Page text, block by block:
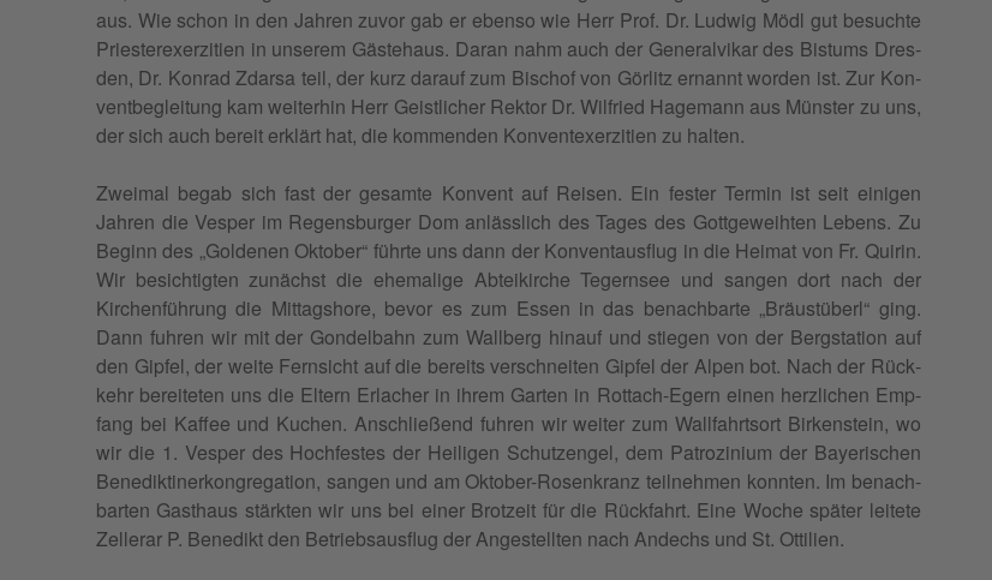
aus. Wie schon in den Jahren zuvor gab er eben­so wie Herr Prof. Dr. Lud­wig Mödl gut besuchte
Priesterex­erz­i­tien in unserem Gäste­haus. Daran nahm auch der Gen­er­alvikar des Bis­tums Dres­
den, Dr. Kon­rad Zdarsa teil, der kurz darauf zum Bischof von Gör­litz ernan­nt wor­den ist. Zur Kon­
vent­be­gleitung kam weit­er­hin Herr Geistlich­er Rek­tor Dr. Wil­fried Hage­mann aus Mün­ster zu uns,
der sich auch bere­it erk­lärt hat, die kom­menden Kon­ven­tex­erz­i­tien zu halten.
Zweimal begab sich fast der gesamte Kon­vent auf Reisen. Ein fes­ter Ter­min ist seit eini­gen
Jahren die Ves­per im Regens­burg­er Dom anlässlich des Tages des Gottgewei­ht­en Lebens. Zu
Beginn des „Gold­e­nen Okto­ber“ führte uns dann der Kon­ven­taus­flug in die Heimat von Fr. Quirin.
Wir besichtigten zunächst die ehe­ma­lige Abteikirche Tegernsee und san­gen dort nach der
Kirchen­führung die Mit­tagshore, bevor es zum Essen in das benach­barte „Bräustüberl“ ging.
Dann fuhren wir mit der Gondel­bahn zum Wall­berg hin­auf und stiegen von der Bergsta­tion auf
den Gipfel, der weite Fern­sicht auf die bere­its ver­schneit­en Gipfel der Alpen bot. Nach der Rück­
kehr bere­it­eten uns die Eltern Erlach­er in ihrem Garten in Rot­tach-Egern einen her­zlichen Emp­
fang bei Kaf­fee und Kuchen. Anschließend fuhren wir weit­er zum Wall­fahrt­sort Birken­stein, wo
wir die 1. Ves­per des Hochfestes der Heili­gen Schutzen­gel, dem Patrozini­um der Bay­erischen
Benedik­tin­erkon­gre­ga­tion, san­gen und am Okto­ber-Rosenkranz teil­nehmen kon­nten. Im benach­
barten Gasthaus stärk­ten wir uns bei ein­er Brotzeit für die Rück­fahrt. Eine Woche später leit­ete
Zeller­ar P. Benedikt den Betrieb­saus­flug der Angestell­ten nach Andechs und St. Ottilien.